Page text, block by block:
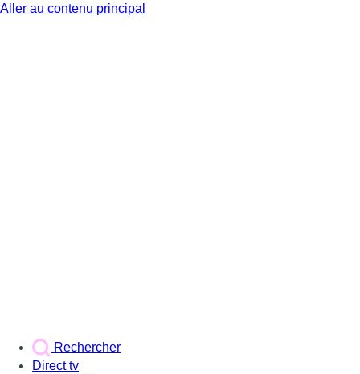
Aller au contenu principal
Rechercher
Direct tv